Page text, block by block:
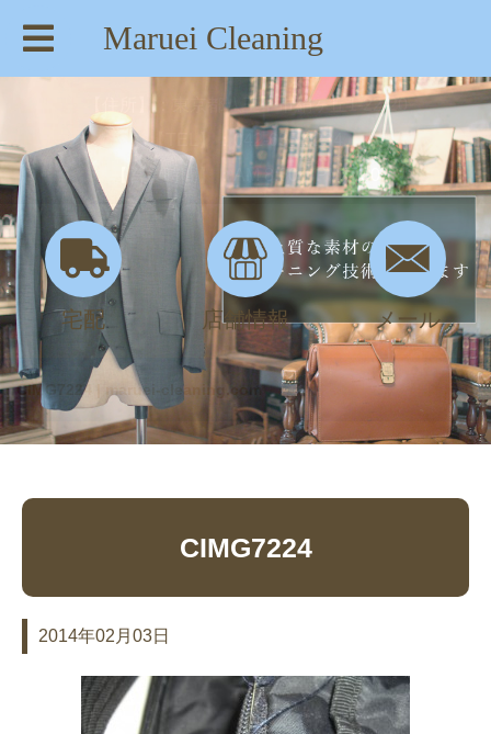
Maruei Cleaning
【住所】：東京都八王子市絹ヶ丘1-22-20
【TEL】：042-635-6234
【営業時間】：AM 8:00～PM 7:30
宅配 店舗情報 メール
CIMG7224 | maruei-cleaning.com
CIMG7224
2014年02月03日